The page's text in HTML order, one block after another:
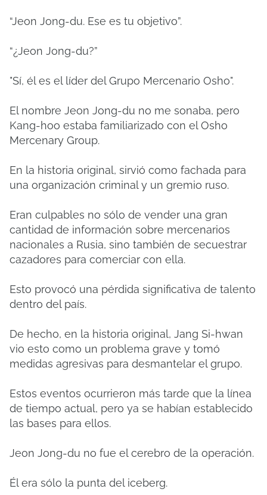
“Jeon Jong-du. Ese es tu objetivo”.
“¿Jeon Jong-du?”
"Sí, él es el líder del Grupo Mercenario Osho".
El nombre Jeon Jong-du no me sonaba, pero
Kang-hoo estaba familiarizado con el Osho
Mercenary Group.
En la historia original, sirvió como fachada para
una organización criminal y un gremio ruso.
Eran culpables no sólo de vender una gran
cantidad de información sobre mercenarios
nacionales a Rusia, sino también de secuestrar
cazadores para comerciar con ella.
Esto provocó una pérdida significativa de talento
dentro del país.
De hecho, en la historia original, Jang Si-hwan
vio esto como un problema grave y tomó
medidas agresivas para desmantelar el grupo.
Estos eventos ocurrieron más tarde que la línea
de tiempo actual, pero ya se habían establecido
las bases para ellos.
Jeon Jong-du no fue el cerebro de la operación.
Él era sólo la punta del iceberg.